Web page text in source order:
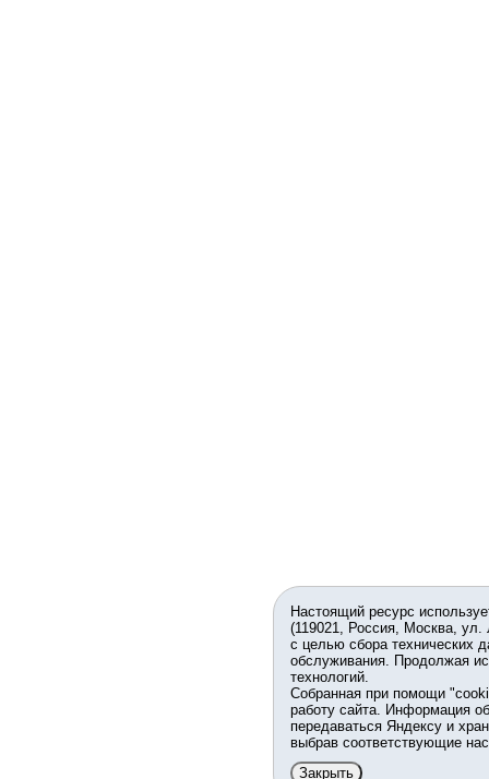
Настоящий ресурс
(119021, Россия, Москва,
с целью сбора технических
обслуживания. Продолжая
технологий.
Собранная при помощи
работу сайта. Информация
передаваться Яндексу и
выбрав соответствующие
Закрыть